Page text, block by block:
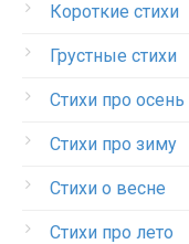
Короткие стихи
Грустные стихи
Стихи про осень
Стихи про зиму
Стихи о весне
Стихи про лето